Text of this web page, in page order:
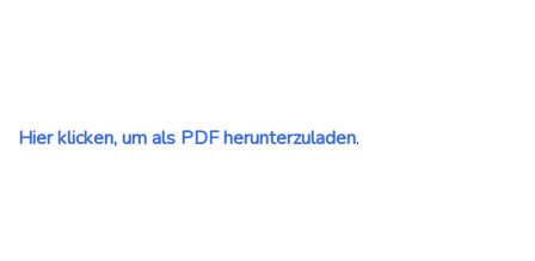
Hier klicken, um als PDF herunterzuladen.